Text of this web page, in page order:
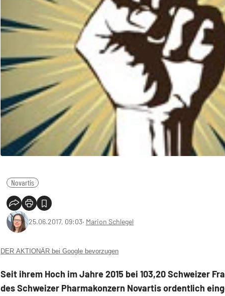
Novartis
25.06.2017, 09:03‧ Marion Schlegel
DER AKTIONÄR bei Google bevorzugen
Seit ihrem Hoch im Jahre 2015 bei 103,20 Schweizer
des Schweizer Pharmakonzern Novartis ordentlich